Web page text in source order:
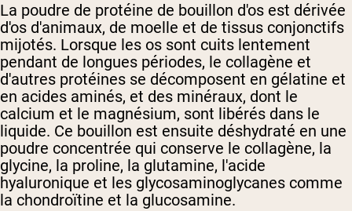
La poudre de protéine de bouillon d'os est dérivée
d'os d'animaux, de moelle et de tissus conjonctifs
mijotés. Lorsque les os sont cuits lentement
pendant de longues périodes, le collagène et
d'autres protéines se décomposent en gélatine et
en acides aminés, et des minéraux, dont le
calcium et le magnésium, sont libérés dans le
liquide. Ce bouillon est ensuite déshydraté en une
poudre concentrée qui conserve le collagène, la
glycine, la proline, la glutamine, l'acide
hyaluronique et les glycosaminoglycanes comme
la chondroïtine et la glucosamine.